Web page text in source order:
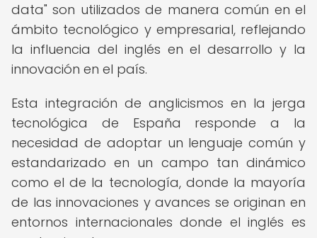
data" son utilizados de manera común en el
ámbito tecnológico y empresarial, reflejando
la influencia del inglés en el desarrollo y la
innovación en el país.
Esta integración de anglicismos en la jerga
tecnológica de España responde a la
necesidad de adoptar un lenguaje común y
estandarizado en un campo tan dinámico
como el de la tecnología, donde la mayoría
de las innovaciones y avances se originan en
entornos internacionales donde el inglés es